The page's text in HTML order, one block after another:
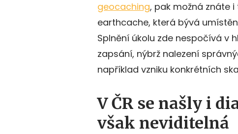
geocaching, pak možná znáte
earthcache, která bývá
Splnění úkolu zde nespočívá v
zapsání, nýbrž nalezení
například vzniku konkrétních
V ČR se našly i
však neviditelná